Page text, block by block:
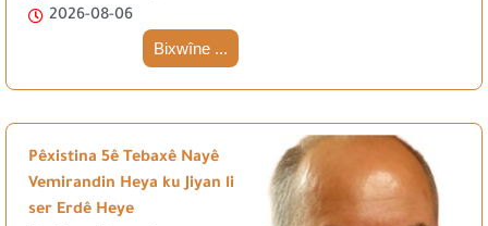
2026-08-06
Bixwîne ...
Pêxistina 5ê Tebaxê Nayê
Vemirandin Heya ku Jiyan li
ser Erdê Heye